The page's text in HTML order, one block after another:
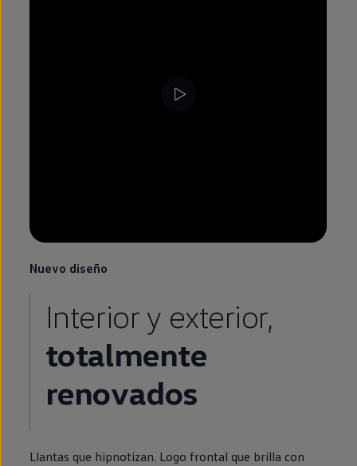
Nuevo diseño
Interior y exterior,
totalmente
renovados
Llantas que hipnotizan. Logo frontal que brilla con